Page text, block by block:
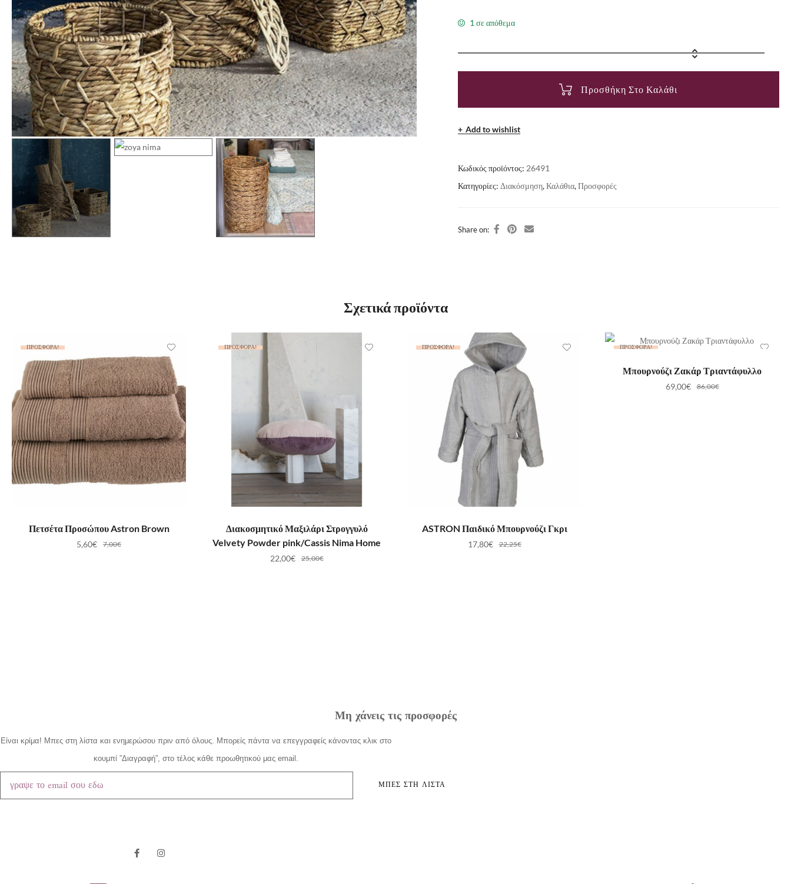
1 σε απόθεμα
Προσθήκη Στο Καλάθι
Add to wishlist
Κωδικός προϊόντος: 26491
Κατηγορίες: Διακόσμηση,Καλάθια,Προσφορές
Share on:
Σχετικά προϊόντα
ΠΡΟΣΦΟΡΆ!
ΠΡΟΣΘΉΚΗ ΣΤΟ ΚΑΛΆΘΙ
Πετσέτα Προσώπου Astron Brown
7,00€
5,60€
ΠΡΟΣΦΟΡΆ!
ΠΡΟΣΘΉΚΗ ΣΤΟ ΚΑΛΆΘΙ
Διακοσμητικό Μαξιλάρι Στρογγυλό
Velvety Powder pink/Cassis Nima Home
25,00€
22,00€
ΠΡΟΣΦΟΡΆ!
ΕΠΙΛΟΓΉ
ASTRON Παιδικό Μπουρνούζι Γκρι
22,25€
17,80€
ΠΡΟΣΦΟΡΆ!
ΕΠΙΛΟΓΉ
Μπουρνούζι Ζακάρ Τριαντάφυλλο
86,00€
69,00€
Μη χάνεις τις προσφορές
Είναι κρίμα! Μπες στη λίστα και ενημερώσου πριν από όλους. Μπορείς πάντα να επεγγραφείς κάνοντας κλικ στο
κουμπί ”Διαγραφή”, στο τέλος κάθε προωθητικού μας email.
ΜΠΕΣ ΣΤΗ ΛΙΣΤΑ